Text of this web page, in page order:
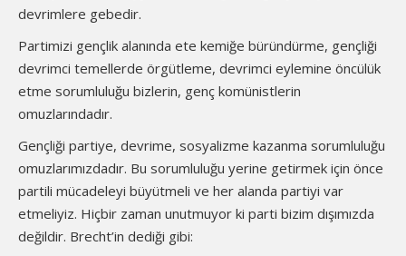
devrimlere gebedir.
Partimizi gençlik alanında ete kemiğe büründürme, gençliği
devrimci temellerde örgütleme, devrimci eylemine öncülük
etme sorumluluğu bizlerin, genç komünistlerin
omuzlarındadır.
Gençliği partiye, devrime, sosyalizme kazanma sorumluluğu
omuzlarımızdadır. Bu sorumluluğu yerine getirmek için önce
partili mücadeleyi büyütmeli ve her alanda partiyi var
etmeliyiz. Hiçbir zaman unutmuyor ki parti bizim dışımızda
değildir. Brecht’in dediği gibi: